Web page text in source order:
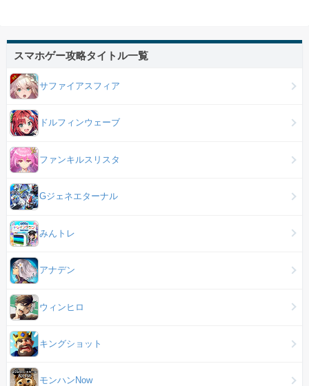
スマホゲー攻略タイトル一覧
サファイアスフィア
ドルフィンウェーブ
ファンキルスリスタ
Gジェネエターナル
みんトレ
アナデン
ウィンヒロ
キングショット
モンハンNow